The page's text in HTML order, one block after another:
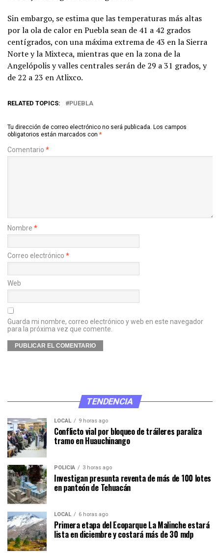
Sin embargo, se estima que las temperaturas más altas
por la ola de calor en Puebla sean de 41 a 42 grados
centígrados, con una máxima extrema de 43 en la Sierra
Norte y la Mixteca, mientras que en la zona de la
Angelópolis y valles centrales serán de 29 a 31 grados, y
de 22 a 23 en Atlixco.
RELATED TOPICS: PUEBLA
Tu dirección de correo electrónico no será publicada. Los campos
obligatorios están marcados con *
Comentario *
Nombre *
Correo electrónico *
Web
Guarda mi nombre, correo electrónico y web en este navegador
para la próxima vez que comente.
TENDENCIA
LOCAL 9 horas ago
Conflicto vial por bloqueo de tráileres paraliza
tramo en Huauchinango
POLICÍA 3 horas ago
Investigan presunta reventa de más de 100 lotes
en panteón de Tehuacán
LOCAL 6 horas ago
Primera etapa del Ecoparque La Malinche estará
lista en diciembre y costará más de 30 mdp